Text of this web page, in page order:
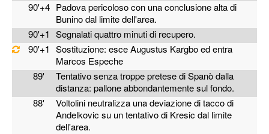
90'+4 Padova pericoloso con una conclusione alta di
Bunino dal limite dell'area.
90'+1 Segnalati quattro minuti di recupero.
90'+1 Sostituzione: esce Augustus Kargbo ed entra
Marcos Espeche
89'
Tentativo senza troppe pretese di Spanò dalla
distanza: pallone abbondantemente sul fondo.
88'
Voltolini neutralizza una deviazione di tacco di
Andelkovic su un tentativo di Kresic dal limite
dell'area.